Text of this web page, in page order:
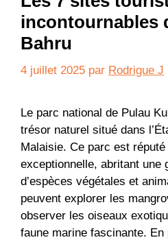
incontournables
Bahru
4 juillet 2025 par Rodrigue J
Le parc national de Pulau
trésor naturel situé dans
Malaisie. Ce parc est
exceptionnelle, abritant une
d’espèces végétales et
peuvent explorer les
observer les oiseaux
faune marine fascinante.